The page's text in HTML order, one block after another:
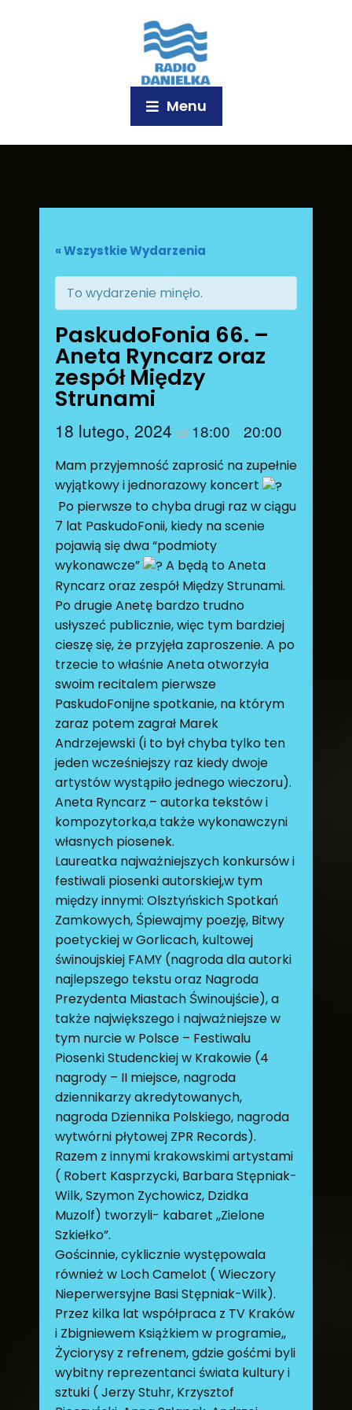
Menu
« Wszystkie Wydarzenia
To wydarzenie minęło.
PaskudoFonia 66. –
Aneta Ryncarz oraz
zespół Między
Strunami
18 lutego, 2024 @ 18:00 –20:00
Mam przyjemność zaprosić na zupełnie
wyjątkowy i jednorazowy koncert
Po pierwsze to chyba drugi raz w ciągu
7 lat PaskudoFonii, kiedy na scenie
pojawią się dwa “podmioty
wykonawcze”
A będą to Aneta
Ryncarz oraz zespół Między Strunami.
Po drugie Anetę bardzo trudno
usłyszeć publicznie, więc tym bardziej
cieszę się, że przyjęła zaproszenie. A po
trzecie to właśnie Aneta otworzyła
swoim recitalem pierwsze
PaskudoFonijne spotkanie, na którym
zaraz potem zagrał Marek
Andrzejewski (i to był chyba tylko ten
jeden wcześniejszy raz kiedy dwoje
artystów wystąpiło jednego wieczoru).
Aneta Ryncarz – autorka tekstów i
kompozytorka,a także wykonawczyni
własnych piosenek.
Laureatka najważniejszych konkursów i
festiwali piosenki autorskiej,w tym
między innymi: Olsztyńskich Spotkań
Zamkowych, Śpiewajmy poezję, Bitwy
poetyckiej w Gorlicach, kultowej
świnoujskiej FAMY (nagroda dla autorki
najlepszego tekstu oraz Nagroda
Prezydenta Miastach Świnoujście), a
także największego i najważniejsze w
tym nurcie w Polsce – Festiwalu
Piosenki Studenckiej w Krakowie (4
nagrody – II miejsce, nagroda
dziennikarzy akredytowanych,
nagroda Dziennika Polskiego, nagroda
wytwórni płytowej ZPR Records).
Razem z innymi krakowskimi artystami
( Robert Kasprzycki, Barbara Stępniak-
Wilk, Szymon Zychowicz, Dzidka
Muzolf) tworzyli- kabaret ,,Zielone
Szkiełko”.
Gościnnie, cyklicznie występowala
również w Loch Camelot ( Wieczory
Nieperwersyjne Basi Stępniak-Wilk).
Przez kilka lat współpraca z TV Kraków
i Zbigniewem Książkiem w programie,,
Życiorysy z refrenem, gdzie gośćmi byli
wybitny reprezentanci świata kultury i
sztuki ( Jerzy Stuhr, Krzysztof